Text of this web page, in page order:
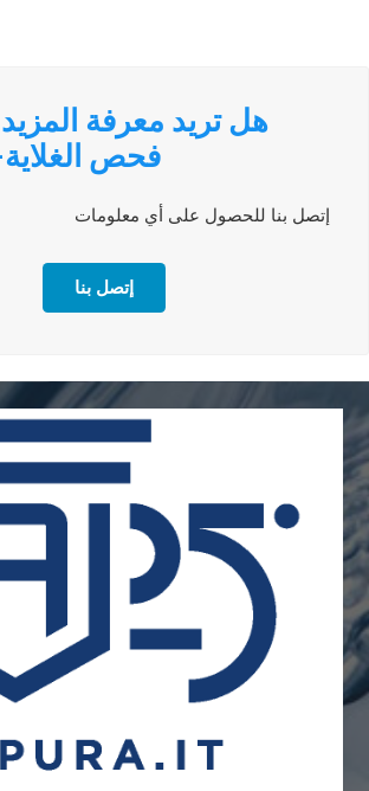
هل تريد معرفة
فحص
إتصل بنا للحصول على أي معلومات
إتصل بنا